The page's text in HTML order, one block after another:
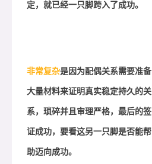
定，就已经一只脚跨入了成功。
非常复杂是因为配偶关系需要准备
大量材料来证明真实稳定持久的关
系，琐碎并且审理严格，最后的签
证成功，要看这另一只脚是否能帮
助迈向成功。